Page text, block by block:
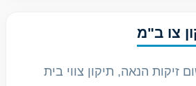
צו ב"מ
זיקות הנאה, תיקון צווי בית